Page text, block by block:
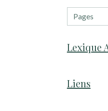
Lexique
Liens